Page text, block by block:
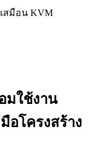
สมือน KVM
มใช้งาน
อโครงสร้าง